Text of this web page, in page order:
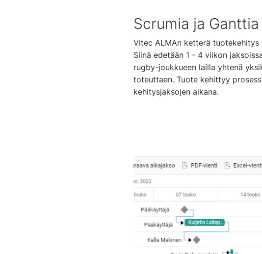
Scrumia ja Ganttia
Vitec ALMAn ketterä
Siinä edetään 1 - 4 viikon
rugby-joukkueen lailla yhtenä
toteuttaen. Tuote kehittyy
kehitysjaksojen aikana.